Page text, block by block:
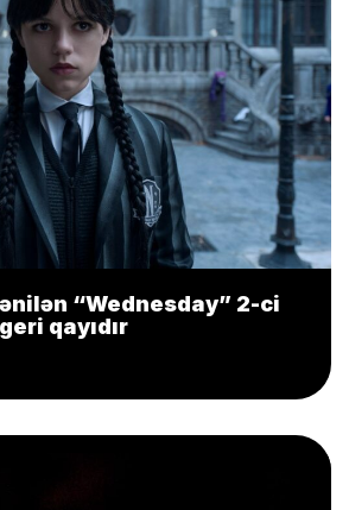
“Wednesday” 2-ci
qayıdır